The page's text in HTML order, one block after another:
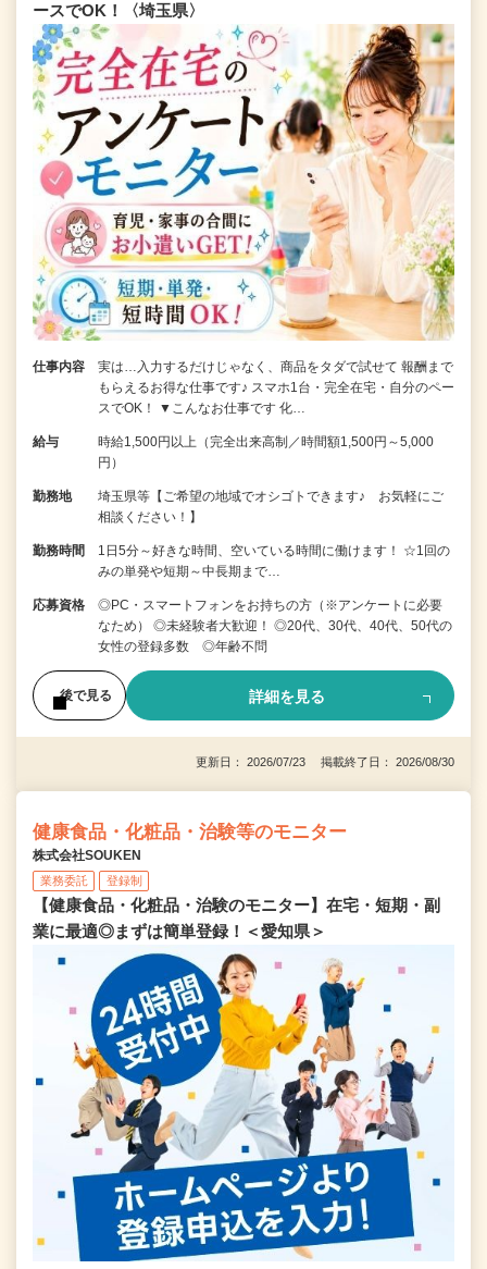
ースでOK！〈埼玉県〉
仕事内容
実は…入力するだけじゃなく、商品をタダで試せて 報酬まで
もらえるお得な仕事です♪ スマホ1台・完全在宅・自分のペー
スでOK！ ▼こんなお仕事です 化…
給与
時給1,500円以上（完全出来高制／時間額1,500円～5,000
円）
勤務地
埼玉県等【ご希望の地域でオシゴトできます♪ お気軽にご
相談ください！】
勤務時間
1日5分～好きな時間、空いている時間に働けます！ ☆1回の
みの単発や短期～中長期まで…
応募資格
◎PC・スマートフォンをお持ちの方（※アンケートに必要
なため） ◎未経験者大歓迎！ ◎20代、30代、40代、50代の
女性の登録多数 ◎年齢不問
後で見る 詳細を見る
更新日： 2026/07/23 掲載終了日： 2026/08/30
健康食品・化粧品・治験等のモニター
株式会社SOUKEN
業務委託 登録制
【健康食品・化粧品・治験のモニター】在宅・短期・副
業に最適◎まずは簡単登録！＜愛知県＞